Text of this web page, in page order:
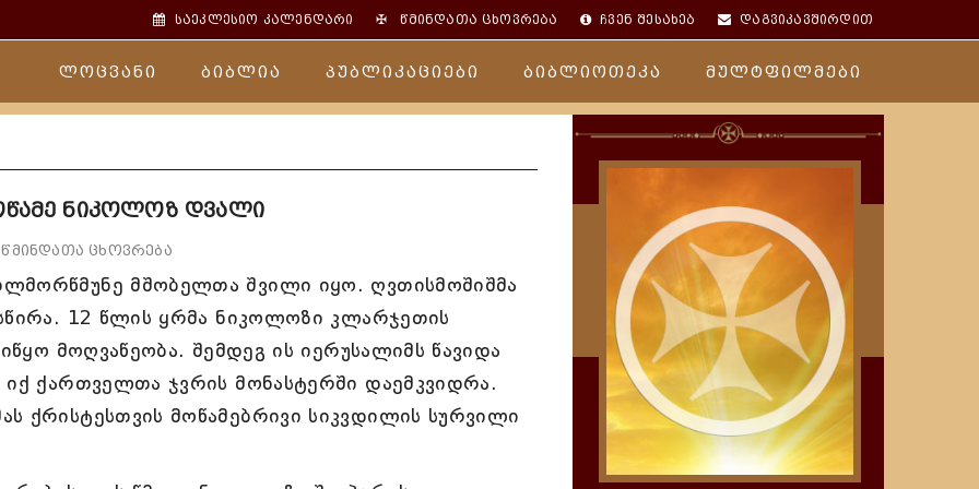
საეკლესიო კალენდარი ✠წმინდათა ცხოვრება ჩვენ შესახებ დაგვიკავშირდით
ლოცვანი ბიბლია პუბლიკაციები ბიბლიოთეკა მულტფილმები
ნიკოლოზ დვალი
ცხოვრება
მშობელთა შვილი იყო. ღვთისმოშიშმა
12 წლის ყრმა ნიკოლოზი კლარჯეთის
მოღვაწეობა. შემდეგ ის იერუსალიმს წავიდა
ქართველთა ჯვრის მონასტერში დაემკვიდრა.
ქრისტესთვის მოწამებრივი სიკვდილის სურვილი